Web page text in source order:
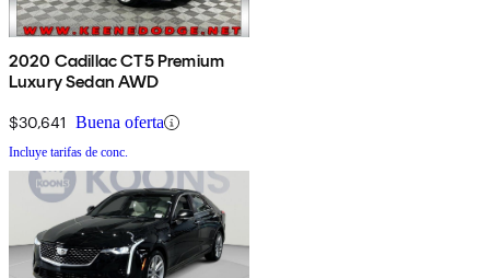
2020 Cadillac CT5 Premium
Luxury Sedan AWD
$30,641 Buena oferta
Incluye tarifas de conc.